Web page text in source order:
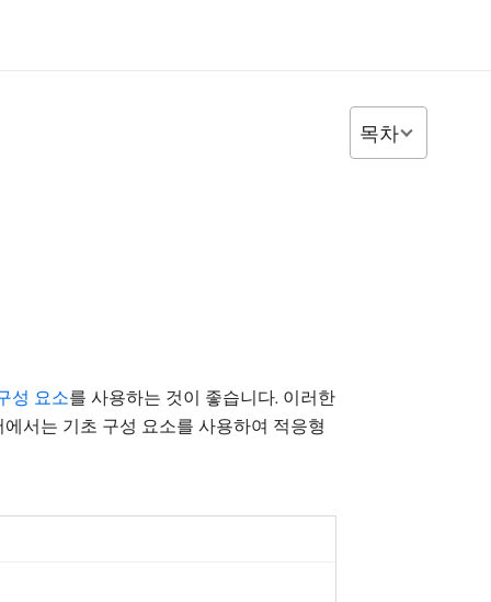
성 요소를 사용하는 것이 좋습니다. 이러한
서는 기초 구성 요소를 사용하여 적응형
목차